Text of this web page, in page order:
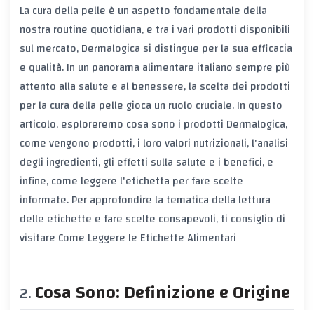
La cura della pelle è un aspetto fondamentale della
nostra routine quotidiana, e tra i vari prodotti disponibili
sul mercato, Dermalogica si distingue per la sua efficacia
e qualità. In un panorama alimentare italiano sempre più
attento alla salute e al benessere, la scelta dei prodotti
per la cura della pelle gioca un ruolo cruciale. In questo
articolo, esploreremo cosa sono i prodotti Dermalogica,
come vengono prodotti, i loro valori nutrizionali, l'analisi
degli ingredienti, gli effetti sulla salute e i benefici, e
infine, come leggere l'etichetta per fare scelte
informate. Per approfondire la tematica della lettura
delle etichette e fare scelte consapevoli, ti consiglio di
visitare Come Leggere le Etichette Alimentari
Cosa Sono: Definizione e Origine